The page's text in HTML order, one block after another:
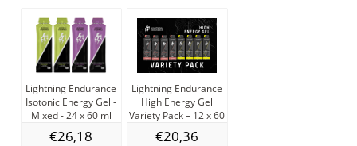
Lightning Endurance
Isotonic Energy Gel -
Mixed - 24 x 60 ml
€26,18
Lightning Endurance
High Energy Gel
Variety Pack – 12 x 60
ml (zonder caffeine)
€20,36